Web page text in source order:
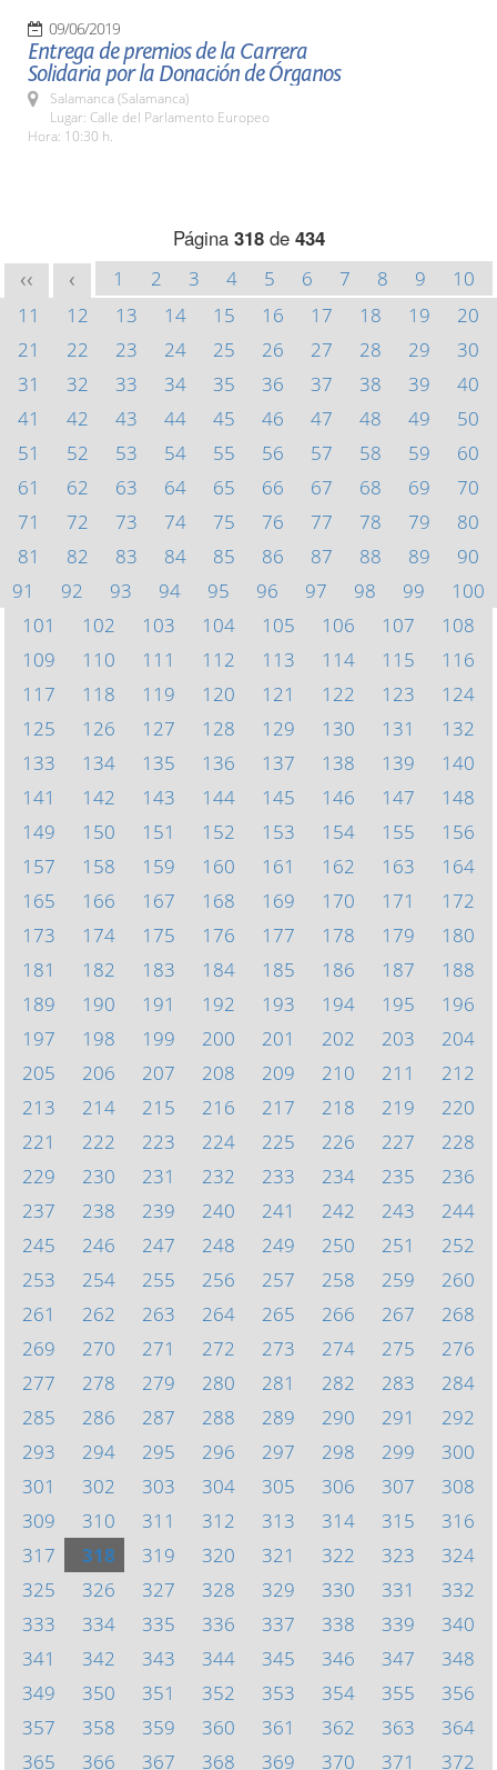
09/06/2019
Entrega de premios de la Carrera
Solidaria por la Donación de Órganos
Salamanca (Salamanca)
Lugar: Calle del Parlamento Europeo
Hora: 10:30 h.
Página 318de 434
<< < 1 2 3 4 5 6 7 8 9
10
11
12 13 14 15 16 17 18 19
20
21
22 23 24 25 26 27 28 29
30
31
32 33 34 35 36 37 38 39
40
41
42 43 44 45 46 47 48 49
50
51
52 53 54 55 56 57 58 59
60
61
62 63 64 65 66 67 68 69
70
71
72 73 74 75 76 77 78 79
80
81
82 83 84 85 86 87 88 89
90
91
92 93 94 95 96 97 98 99
100
101
102 103 104 105 106 107
108
109
110 111 112 113 114 115
116
117
118 119 120 121 122 123
124
125
126 127 128 129 130 131
132
133
134 135 136 137 138 139
140
141
142 143 144 145 146 147
148
149
150 151 152 153 154 155
156
157
158 159 160 161 162 163
164
165
166 167 168 169 170 171
172
173
174 175 176 177 178 179
180
181
182 183 184 185 186 187
188
189
190 191 192 193 194 195
196
197
198 199 200 201 202 203
204
205
206 207 208 209 210 211
212
213
214 215 216 217 218 219
220
221
222 223 224 225 226 227
228
229
230 231 232 233 234 235
236
237
238 239 240 241 242 243
244
245
246 247 248 249 250 251
252
253
254 255 256 257 258 259
260
261
262 263 264 265 266 267
268
269
270 271 272 273 274 275
276
277
278 279 280 281 282 283
284
285
286 287 288 289 290 291
292
293
294 295 296 297 298 299
300
301
302 303 304 305 306 307
308
309
310 311 312 313 314 315
316
317
318 319 320 321 322 323
324
325
326 327 328 329 330 331
332
333
334 335 336 337 338 339
340
341
342 343 344 345 346 347
348
349
350 351 352 353 354 355
356
357
358 359 360 361 362 363
364
365
366 367 368 369 370 371 372